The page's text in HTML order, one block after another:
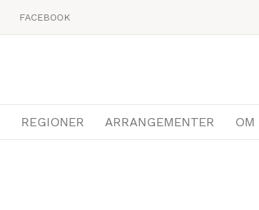
FACEBOOK
REGIONER ARRANGEMENTER OM